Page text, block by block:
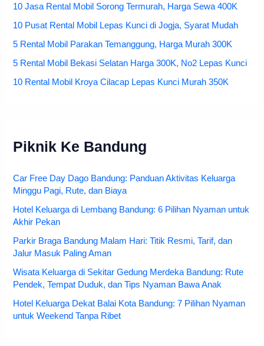
10 Jasa Rental Mobil Sorong Termurah, Harga Sewa 400K
10 Pusat Rental Mobil Lepas Kunci di Jogja, Syarat Mudah
5 Rental Mobil Parakan Temanggung, Harga Murah 300K
5 Rental Mobil Bekasi Selatan Harga 300K, No2 Lepas Kunci
10 Rental Mobil Kroya Cilacap Lepas Kunci Murah 350K
Piknik Ke Bandung
Car Free Day Dago Bandung: Panduan Aktivitas Keluarga
Minggu Pagi, Rute, dan Biaya
Hotel Keluarga di Lembang Bandung: 6 Pilihan Nyaman untuk
Akhir Pekan
Parkir Braga Bandung Malam Hari: Titik Resmi, Tarif, dan
Jalur Masuk Paling Aman
Wisata Keluarga di Sekitar Gedung Merdeka Bandung: Rute
Pendek, Tempat Duduk, dan Tips Nyaman Bawa Anak
Hotel Keluarga Dekat Balai Kota Bandung: 7 Pilihan Nyaman
untuk Weekend Tanpa Ribet